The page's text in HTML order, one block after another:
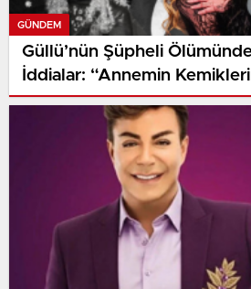
GÜNDEM
Güllü’nün Şüpheli
İddialar: “Annemin